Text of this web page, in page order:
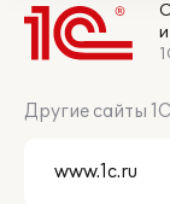
Другие сайты 1С